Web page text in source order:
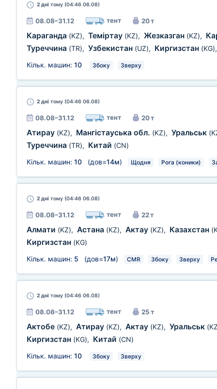
2 дні тому (04:46 06.08)
08.08–31.12 тент 20 т
Караганда (KZ), Теміртау (KZ), Жезказган (KZ),
Туреччина (TR), Узбекистан (UZ), Киргизстан (KG)
Кільк. машин: 10 Збоку Зверху
2 дні тому (04:46 06.08)
08.08–31.12 тент 20 т
Атирау (KZ), Мангістауська обл. (KZ), Уральськ
Туреччина (TR), Китай (CN)
Кільк. машин: 10 (дов=14м) Щодня Рога (коники)
2 дні тому (04:46 06.08)
08.08–31.12 тент 22 т
Алмати (KZ), Астана (KZ), Актау (KZ), Казахстан
Киргизстан (KG)
Кільк. машин: 5 (дов=17м) CMR Збоку Зверху
2 дні тому (04:46 06.08)
08.08–31.12 тент 25 т
Актобе (KZ), Атирау (KZ), Актау (KZ), Уральськ
Киргизстан (KG), Китай (CN)
Кільк. машин: 10 Збоку Зверху